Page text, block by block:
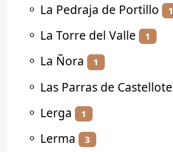
⚬ La Pedraja de Portillo 1
⚬ La Torre del Valle 1
⚬ La Ñora 1
⚬ Las Parras de Castellote
⚬ Lerga 1
⚬ Lerma 3